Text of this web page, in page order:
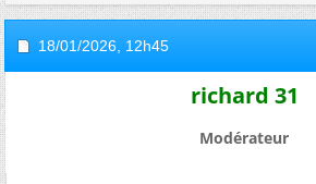
18/01/2026, 12h45
richard 31
Modérateur